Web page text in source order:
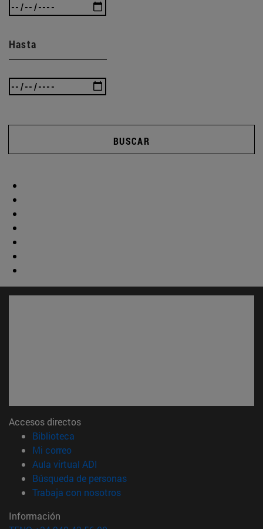
Hasta
BUSCAR
Accesos directos
Biblioteca
Mi correo(abre en nueva ventana)
Aula virtual ADI
Búsqueda de personas(abre en nueva ventana)
Trabaja con nosotros(abre en nueva ventana)
Información